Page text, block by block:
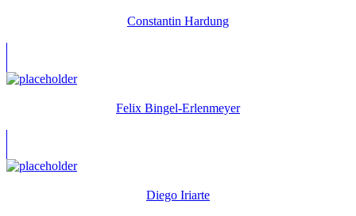
Constantin Hardung
Felix Bingel-Erlenmeyer
Diego Iriarte